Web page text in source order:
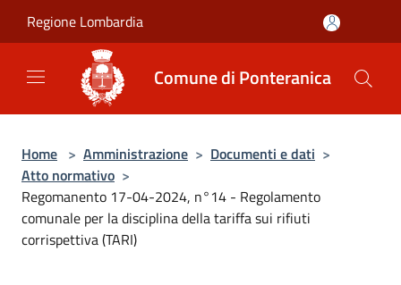
Regione Lombardia
Comune di Ponteranica
Home > Amministrazione > Documenti e dati >
Atto normativo >
Regomanento 17-04-2024, n°14 - Regolamento
comunale per la disciplina della tariffa sui rifiuti
corrispettiva (TARI)